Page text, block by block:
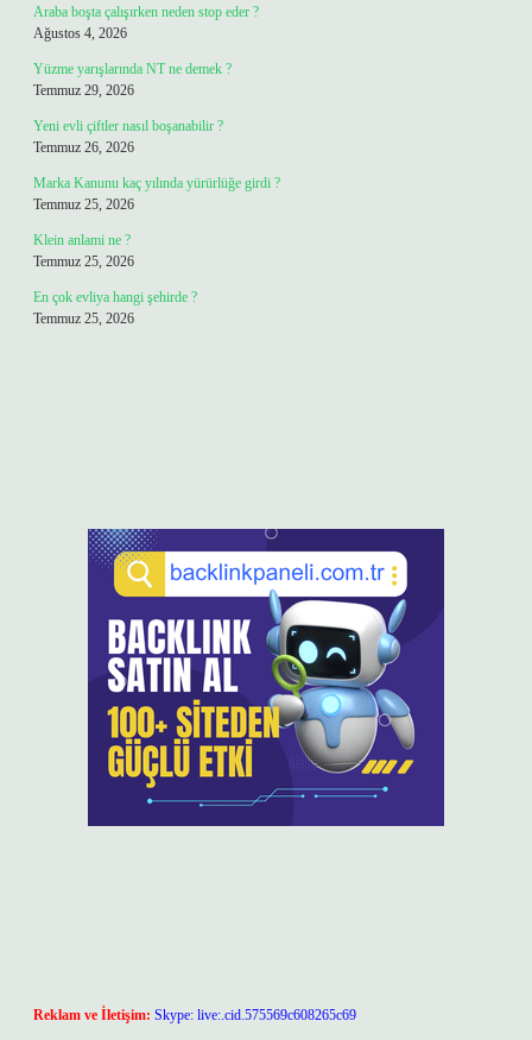
Araba boşta çalışırken neden stop eder ?
Ağustos 4, 2026
Yüzme yarışlarında NT ne demek ?
Temmuz 29, 2026
Yeni evli çiftler nasıl boşanabilir ?
Temmuz 26, 2026
Marka Kanunu kaç yılında yürürlüğe girdi ?
Temmuz 25, 2026
Klein anlami ne ?
Temmuz 25, 2026
En çok evliya hangi şehirde ?
Temmuz 25, 2026
Reklam ve İletişim: Skype: live:.cid.575569c608265c69